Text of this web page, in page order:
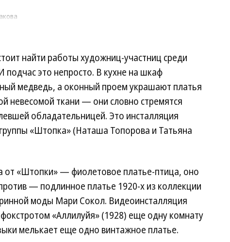
найти работы художниц-участниц среди
подчас это непросто. В кухне на шкаф
медведь, а оконный проем украшают платья
невесомой ткани — они словно стремятся
обладательницей. Это инсталляция
«Штопка» (Наташа Топорова и Татьяна
от «Штопки» — фиолетовое платье-птица, оно
— подлинное платье 1920-х из коллекции
моды Мари Сокол. Видеоинсталляция
«Аллилуйя» (1928) еще одну комнату
мелькает еще одно винтажное платье.